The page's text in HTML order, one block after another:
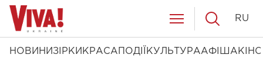
НОВИНИ ЗІРКИ КРАСА ПОДІЇ КУЛЬТУРААФІША КІНО
RU